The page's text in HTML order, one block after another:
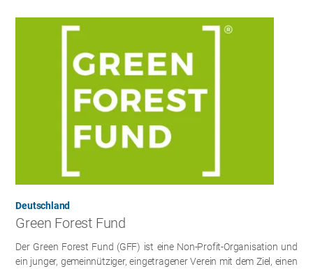
Deutschland
Green Forest Fund
Der Green Forest Fund (GFF) ist eine Non-Profit-Organisation und
ein junger, gemeinnütziger, eingetragener Verein mit dem Ziel, einen